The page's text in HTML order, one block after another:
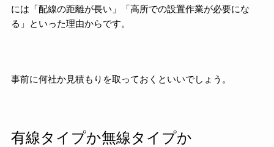
には「配線の距離が長い」「高所での設置作業が必要にな
る」といった理由からです。
事前に何社か見積もりを取っておくといいでしょう。
有線タイプか無線タイプか